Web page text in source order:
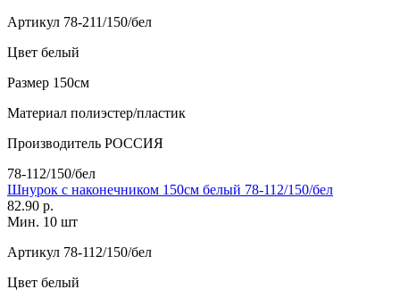
Артикул 78-211/150/бел
Цвет белый
Размер 150см
Материал полиэстер/пластик
Производитель РОССИЯ
78-112/150/бел
Шнурок с наконечником 150см белый 78-112/150/бел
82.90 р.
Мин. 10 шт
Артикул 78-112/150/бел
Цвет белый